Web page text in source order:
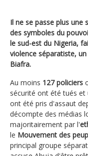
Il ne se passe plus une
des symboles du
le sud-est du Nigeria,
violence séparatiste,
Biafra.
Au moins 127 policiers
sécurité ont été tués et
ont été pris d'assaut
décompte des médias
majoritairement par l'
le Mouvement des
principal groupe